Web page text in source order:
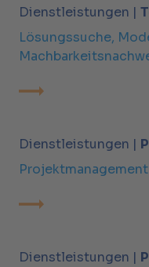
Dienstleistungen |
Lösungssuche,
Dienstleistungen |
Projektmanagement
Dienstleistungen |